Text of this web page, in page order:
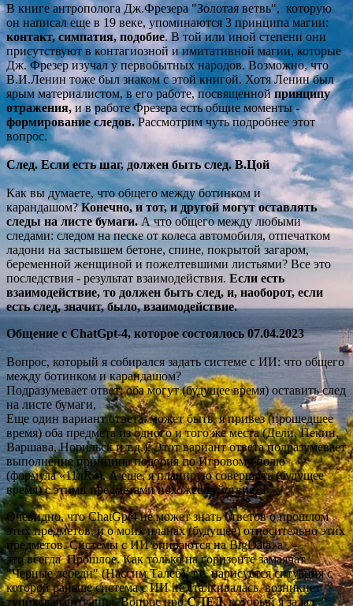
В книге антрополога Дж.Фрезера "Золотая ветвь", которую
он написал еще в 19 веке, упоминаются 3 принципа магии:
контакт, симпатия, подобие. В той или иной степени они
присутствуют в контагиозной и имитативной магии, которые
Дж. Фрезер изучал у первобытных народов. Возможно, что
В.И.Ленин тоже был знаком с этой книгой. Хотя Ленин был
ярым материалистом, в его работе, посвященнойпринципу
отражения, и в работе Фрезера есть общие моменты -
формированиеследов.Рассмотрим чуть подробнее этот
вопрос.
След.Если есть шаг, должен быть след. В.Цой
Как вы думаете, что общего между ботинком и
карандашом?Конечно, и тот, и другой могут оставлять
следы на листе бумаги. А что общего между любыми
следами: следом на песке от колеса автомобиля, отпечатком
ладони на застывшем бетоне, спине, покрытой загаром,
беременной женщиной и пожелтевшими листьями? Все это
последствия - результат взаимодействия. Если есть
взаимодействие, то должен быть след, и, наоборот, если
есть след, значит, было, взаимодействие.
Общение с ChatGpt-4, которое состоялось 07.04.2023
Вопрос, который я собирался задать системе с ИИ: что общего
между ботинком и карандашом?
Подразумевает ответ: оба могут (будущее время) оставить след
на листе бумаги,
Еще один вариант ответа: может быть, я привез (прошедшее
время) оба предмета из одного и того же места (Дели, Пекин,
Варшава, Норильск и т.д.). Этот вариант ответа подразумевает
выполнение принципа подобия по Игровому полю
(формула «11πR»). А еще, я планирую совершить (будущее
время) с этими предметами похожее действие...
Очевидно, что ChatGpt4 не может знать ответов о прошлом
этих предметов, и о моих планах (будущее) относительно этих
предметов. Системы с ИИ опираются на BigData, а
это всегда Прошлое. Как только на горизонте замаячат
"Черные лебеди" (Нассим Талеб), т.е. нарисуется ситуация с
которой раньше система с ИИ не сталкивалась, возникнет
тупиковая ситуация. Вопрос проСЛЕД,который я задал